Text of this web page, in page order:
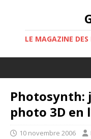
LE MAGAZINE DES
Photosynth:
photo 3D en
10 novembre 2006